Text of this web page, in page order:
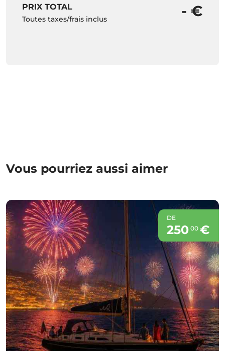
PRIX TOTAL
Toutes taxes/frais inclus - €
Vous pourriez aussi aimer
DE
250 00€